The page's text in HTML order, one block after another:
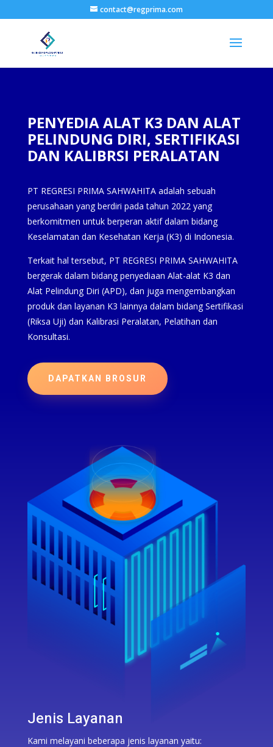
contact@regprima.com
PENYEDIA ALAT K3 DAN ALAT
PELINDUNG DIRI, SERTIFIKASI
DAN KALIBRSI PERALATAN
PT REGRESI PRIMA SAHWAHITA adalah sebuah
perusahaan yang berdiri pada tahun 2022 yang
berkomitmen untuk berperan aktif dalam bidang
Keselamatan dan Kesehatan Kerja (K3) di Indonesia.
Terkait hal tersebut, PT REGRESI PRIMA SAHWAHITA
bergerak dalam bidang penyediaan Alat-alat K3 dan
Alat Pelindung Diri (APD), dan juga mengembangkan
produk dan layanan K3 lainnya dalam bidang Sertifikasi
(Riksa Uji) dan Kalibrasi Peralatan, Pelatihan dan
Konsultasi.
DAPATKAN BROSUR
Jenis Layanan
Kami melayani beberapa jenis layanan yaitu: